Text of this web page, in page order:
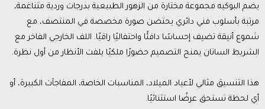
يضم البوكيه مجموعة مختارة من الزهور الطبيعية بدرجات وردية متناغمة،
مرتبة بأسلوب فني دائري يحتضن صورة مخصصة في المنتصف، مع
شموع أنيقة تضيف إحساسًا دافئًا واحتفاليًا راقيًا. اللف الخارجي الفاخر مع
الشريط الساتان يمنح التصميم حضورًا ملكيًا يلفت الأنظار من أول نظرة.
هذا التنسيق مثالي لأعياد الميلاد، المناسبات الخاصة، المفاجآت الكبيرة، أو
أي لحظة تستحق عرضًا استثنائيًا.